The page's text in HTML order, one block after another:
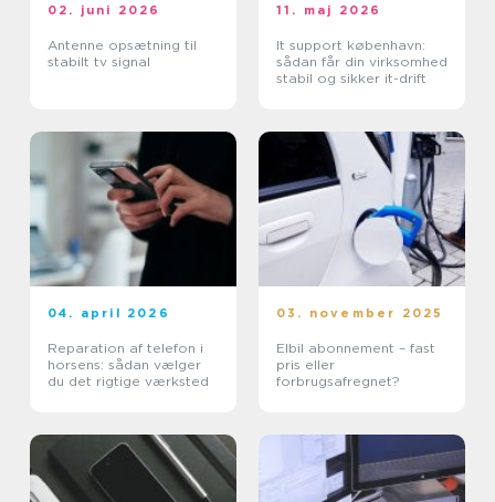
02. juni 2026
Antenne opsætning til
stabilt tv signal
11. maj 2026
It support københavn:
sådan får din virksomhed
stabil og sikker it-drift
04. april 2026
Reparation af telefon i
horsens: sådan vælger
du det rigtige værksted
03. november 2025
Elbil abonnement – fast
pris eller
forbrugsafregnet?